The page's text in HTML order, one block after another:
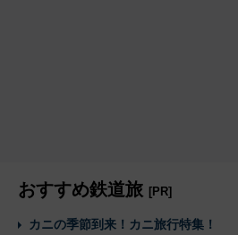
おすすめ鉄道旅 [PR]
カニの季節到来！カニ旅行特集！